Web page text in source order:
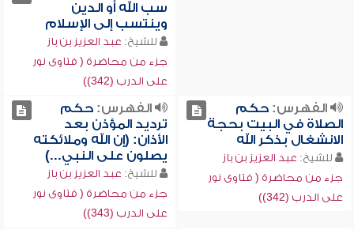
سب الله أو الدين
وينتسب إلى الإسلام
للشيخ: عبد العزيز بن باز
جزء من محاضرة ( فتاوى نور
على الدرب (342))
الفهرس:حكم
الصلاة في البيت بحجة
الانشغال بذكر الله
للشيخ: عبد العزيز بن باز
جزء من محاضرة ( فتاوى نور
على الدرب (342))
الفهرس:حكم
ترديد المؤذن بعد
الأذان: (إن الله وملائكته
يصلون على النبي...)
للشيخ: عبد العزيز بن باز
جزء من محاضرة ( فتاوى نور
على الدرب (343))